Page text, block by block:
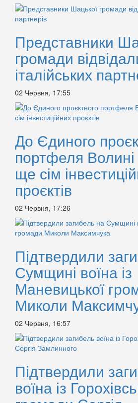
Представники
громади
італійських
02 Червня, 17:55
До Єдиного
портфеля
ще сім
проєктів
02 Червня, 17:26
Підтвердили
Сумщині воїна із
Маневицької
Миколи
02 Червня, 16:57
Підтвердили
воїна із